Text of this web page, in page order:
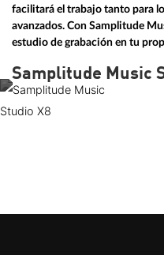
facilitará el trabajo tanto para
avanzados. Con Samplitude
estudio de grabación en tu
Samplitude Music